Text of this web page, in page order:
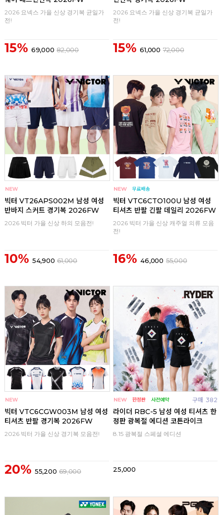
2026 요넥스 가을 신상 경기복 균일가
전!
15% 69,000 82,000
2026 요넥스 가을 신상 경기복 균일가
전!
15% 61,000 72,000
빅터 VT26APS002M 남성 여성
반바지 스커트 경기복 2026FW
2026 빅터 가을 신상 하의 모음전!
10% 54,900 61,000
빅터 VTC6CTO100U 남성 여성
티셔츠 반팔 긴팔 데일리 2026FW
2026 빅터 가을 신상 캐주얼 의류 모음
전!
16% 46,000 55,000
빅터 VTC6CGW003M 남성 여성
티셔츠 반팔 경기복 2026FW
2026 빅터 가을 신상 경기복 모음전!
20% 55,200 69,000
구매 382
라이더 RBC-5 남성 여성 티셔츠 한
정판 광복절 에디션 코튼라이크
8.15 광복절 스페셜 에디션
25,000